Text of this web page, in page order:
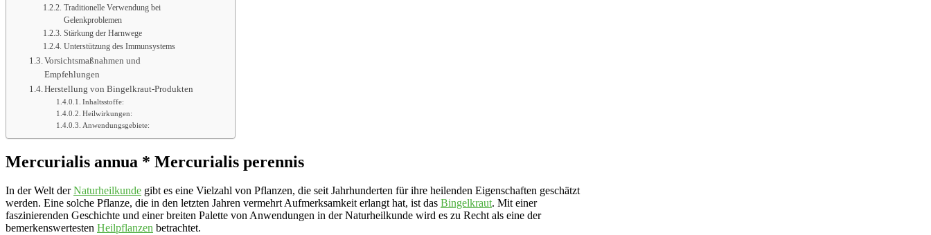
Traditionelle Verwendung bei
Gelenkproblemen
Stärkung der Harnwege
Unterstützung des Immunsystems
Vorsichtsmaßnahmen und
Empfehlungen
Herstellung von Bingelkraut-Produkten
Inhaltsstoffe:
Heilwirkungen:
Anwendungsgebiete:
Mercurialis annua * Mercurialis perennis
In der Welt derNaturheilkunde gibt es eine Vielzahl von Pflanzen, die seit Jahrhunderten für ihre heilenden Eigenschaften geschätzt
werden. Eine solche Pflanze, die in den letzten Jahren vermehrt Aufmerksamkeit erlangt hat, ist das Bingelkraut. Mit einer
faszinierenden Geschichte und einer breiten Palette von Anwendungen in der Naturheilkunde wird es zu Recht als eine der
bemerkenswertesten Heilpflanzen betrachtet.